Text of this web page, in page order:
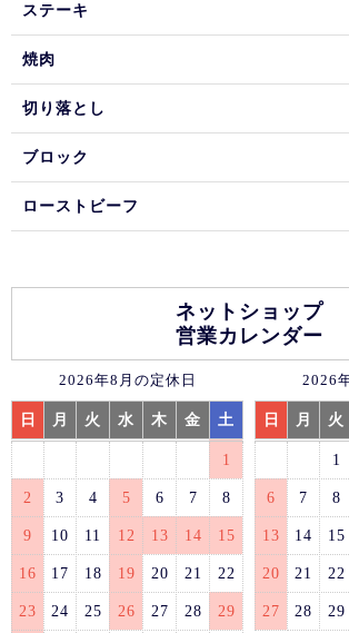
ステーキ
焼肉
切り落とし
ブロック
ローストビーフ
ネットショップ
営業カレンダー
2026年8月の定休日
日 月 火 水 木 金 土
1
2 3 4 5 6 7 8
9 10 11 12 13 14 15
16 17 18 19 20 21 22
23 24 25 26 27 28 29
2026
日 月 火
1
6 7 8
13 14 15
20 21 22
27 28 29